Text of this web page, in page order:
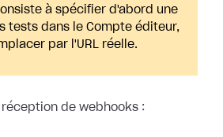
à spécifier d'abord une
tests dans le Compte éditeur,
par l'URL réelle.
de webhooks :